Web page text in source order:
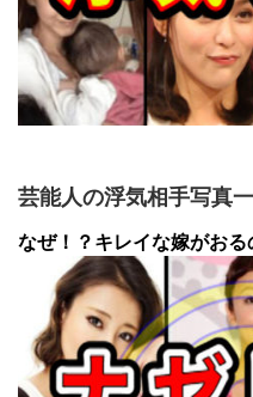
芸能人の浮気相手写真
なぜ！？キレイな嫁がお